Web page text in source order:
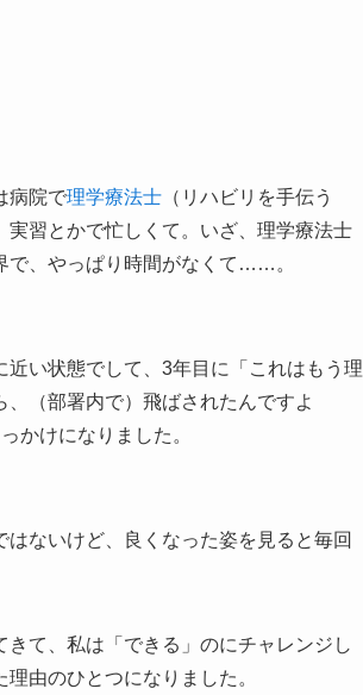
病院で理学療法士 （リハビリを手伝う
習とかで忙しくて。いざ、理学療法士
で、やっぱり時間がなくて……。
い状態でして、3年目に「これはもう理
（部署内で）飛ばされたんですよ
かけになりました。
ないけど、良くなった姿を見ると毎回
て、私は「できる」のにチャレンジし
由のひとつになりました。